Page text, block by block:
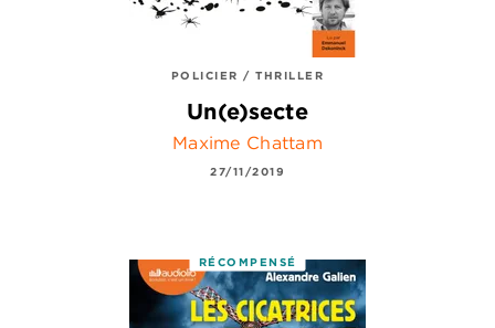
POLICIER / THRILLER
Un(e)secte
Maxime Chattam
27/11/2019
RÉCOMPENSÉ